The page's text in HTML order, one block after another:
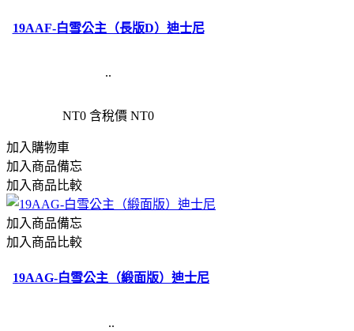
19AAF-白雪公主（長版D）迪士尼
..
NT0 含稅價 NT0
加入購物車
加入商品備忘
加入商品比較
加入商品備忘
加入商品比較
19AAG-白雪公主（緞面版）迪士尼
..